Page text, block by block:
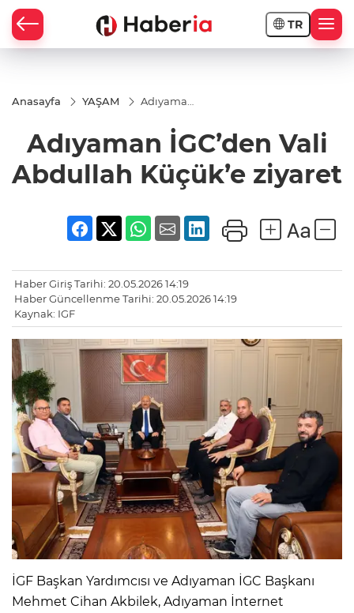
TR
Anasayfa YAŞAM
Adıyaman
Abdullah
Küçük’e
ziyaret
Adıyaman İGC’den Vali
Abdullah Küçük’e ziyaret
Haber Giriş Tarihi: 20.05.2026 14:19
Haber Güncellenme Tarihi: 20.05.2026 14:19
Kaynak: IGF
İGF Başkan Yardımcısı ve Adıyaman İGC Başkanı
Mehmet Cihan Akbilek, Adıyaman İnternet